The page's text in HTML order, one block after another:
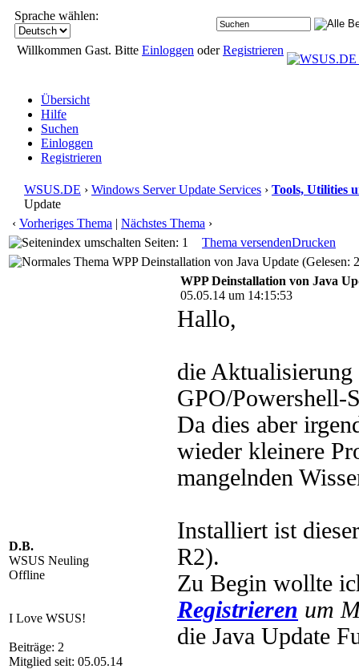
Sprache wählen:
Willkommen Gast. Bitte Einloggen oderRegistrieren
Übersicht
Hilfe
Suchen
Einloggen
Registrieren
WSUS.DE › Windows Server Update Services › Tools, Utilities
Update
‹ Vorheriges Thema | Nächstes Thema ›
Seiten: 1
Thema versendenDrucken
WPP Deinstallation von Java Update (Gelesen:
D.B.
WSUS Neuling
Offline
I Love WSUS!
Beiträge: 2
Mitglied seit: 05.05.14
WPP Deinstallation von Java
05.05.14 um 14:15:53
Hallo,
die Aktualisierung
GPO/Powershell-
Da dies aber
wieder kleinere
mangelnden
Installiert ist
R2).
Zu Begin wollte
Registrieren um
die Java Update